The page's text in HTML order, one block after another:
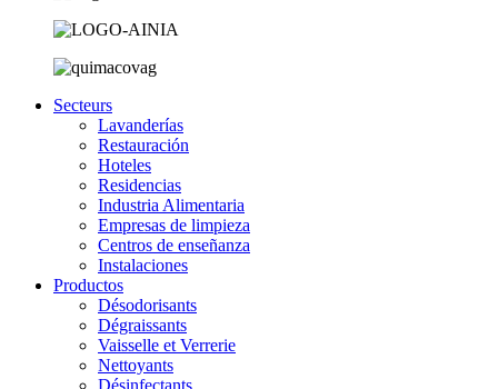
Secteurs
Lavanderías
Restauración
Hoteles
Residencias
Industria Alimentaria
Empresas de limpieza
Centros de enseñanza
Instalaciones
Productos
Désodorisants
Dégraissants
Vaisselle et Verrerie
Nettoyants
Désinfectants